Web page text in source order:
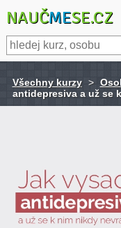
NAUČMESE.CZ
Všechny kurzy >
antidepresiva a už se